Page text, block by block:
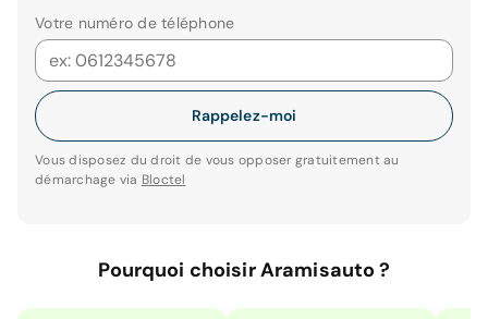
Votre numéro de téléphone
Rappelez-moi
Vous disposez du droit de vous opposer gratuitement au
démarchage via Bloctel
Pourquoi choisir Aramisauto ?